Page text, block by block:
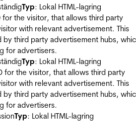
Typ: Lokal HTML-lagring
for the visitor, that allows third party
with relevant advertisement. This
by third party advertisement hubs,
for advertisers.
Typ: Lokal HTML-lagring
for the visitor, that allows third party
with relevant advertisement. This
by third party advertisement hubs,
for advertisers.
Typ: Lokal HTML-lagring